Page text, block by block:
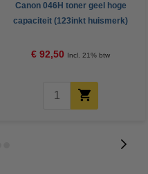
Canon 046H toner geel hoge
capaciteit (123inkt huismerk)
€ 92,50 Incl. 21% btw